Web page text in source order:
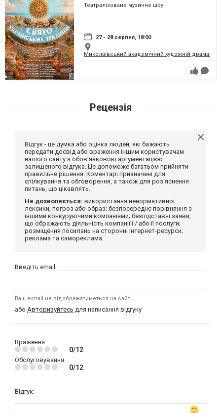
Театралізоване музичне шоу
27 - 28 серпня, 18:00
Миколаївський академічний художній
Рецензія
Відгук - це думка або оцінка людей, які бажають
передати досвід або враження іншим користувачам
нашого сайту з обов'язковою аргументацією
залишеного відгука. Це допоможе багатьом прийняти
правильне рішення. Коментарі призначені для
спілкування та обговорення, а також для роз'яснення
питань, що цікавлять.
Не дозволяється: використання ненормативної
лексики, погроз або образ; безпосереднє порівняння з
іншими конкуруючими компаніями; безпідставні заяви,
що ображають діяльність компанії і / або її послуги;
розміщення посилань на сторонні інтернет-ресурси;
реклама та самореклама.
Введіть email:
Ваш e-mail не відображатиметься на сайті
або Авторизуйтесь для написання відгуку
Враження
0/12
Обслуговування
0/12
Відгук: